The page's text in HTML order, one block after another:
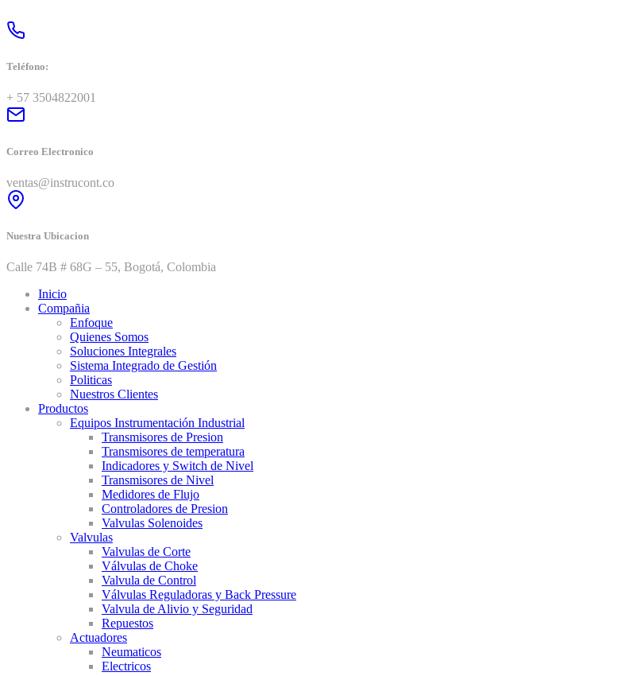
Teléfono:
+ 57 3504822001
Correo Electronico
ventas@instrucont.co
Nuestra Ubicacion
Calle 74B # 68G – 55, Bogotá, Colombia
Inicio
Compañia
Enfoque
Quienes Somos
Soluciones Integrales
Sistema Integrado de Gestión
Politicas
Nuestros Clientes
Productos
Equipos Instrumentación Industrial
Transmisores de Presion
Transmisores de temperatura
Indicadores y Switch de Nivel
Transmisores de Nivel
Medidores de Flujo
Controladores de Presion
Valvulas Solenoides
Valvulas
Valvulas de Corte
Válvulas de Choke
Valvula de Control
Válvulas Reguladoras y Back Pressure
Valvula de Alivio y Seguridad
Repuestos
Actuadores
Neumaticos
Electricos